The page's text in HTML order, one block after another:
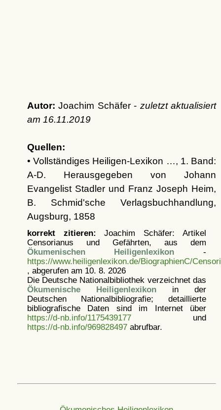
Autor: Joachim Schäfer - zuletzt aktualisiert
am 16.11.2019
Quellen:
• Vollständiges Heiligen-Lexikon …, 1. Band:
A-D. Herausgegeben von Johann
Evangelist Stadler und Franz Joseph Heim,
B. Schmid'sche Verlagsbuchhandlung,
Augsburg, 1858
korrekt zitieren: Joachim Schäfer: Artikel
Censorianus und Gefährten, aus dem
Ökumenischen Heiligenlexikon -
https://www.heiligenlexikon.de/BiographienC/
, abgerufen am 10. 8. 2026
Die Deutsche Nationalbibliothek verzeichnet das
Ökumenische Heiligenlexikonin der
Deutschen Nationalbibliografie; detaillierte
bibliografische Daten sind im Internet über
https://d-nb.info/1175439177und
https://d-nb.info/969828497abrufbar.